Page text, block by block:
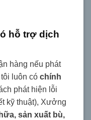
hỗ trợ dịch
hàng nếu phát
luôn có chính
phát hiện lỗi
kỹ thuật), Xưởng
sản xuất bù,